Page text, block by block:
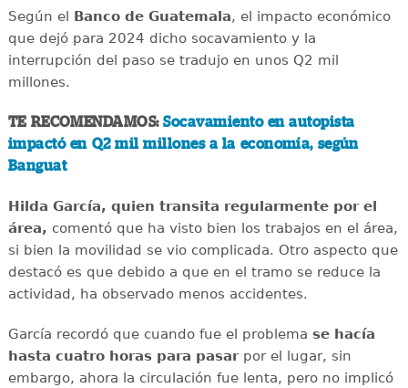
Según el Banco de Guatemala, el impacto económico
que dejó para 2024 dicho socavamiento y la
interrupción del paso se tradujo en unos Q2 mil
millones.
TE RECOMENDAMOS:Socavamiento en autopista
impactó en Q2 mil millones a la economía, según
Banguat
Hilda García, quien transita regularmente por el
área, comentó que ha visto bien los trabajos en el área,
si bien la movilidad se vio complicada. Otro aspecto que
destacó es que debido a que en el tramo se reduce la
actividad, ha observado menos accidentes.
García recordó que cuando fue el problema se hacía
hasta cuatro horas para pasarpor el lugar, sin
embargo, ahora la circulación fue lenta, pero no implicó